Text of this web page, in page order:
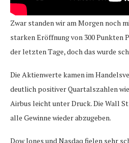
Zwar standen wir am Morgen noch
starken Eröffnung von 300 Punkten
der letzten Tage, doch das wurde
Die Aktienwerte kamen im
deutlich positiver Quartalszahlen
Airbus leicht unter Druck. Die Wall
alle Gewinne wieder abzugeben.
Dow Jones und Nasdaq fielen sehr